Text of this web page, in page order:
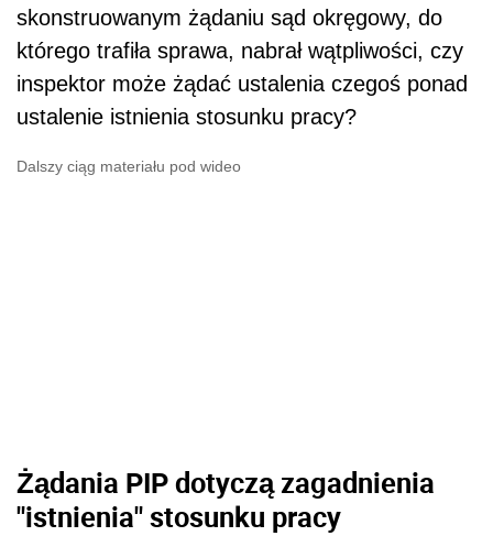
skonstruowanym żądaniu sąd okręgowy, do
którego trafiła sprawa, nabrał wątpliwości, czy
inspektor może żądać ustalenia czegoś ponad
ustalenie istnienia stosunku pracy?
Dalszy ciąg materiału pod wideo
Żądania PIP dotyczą zagadnienia
"istnienia" stosunku pracy